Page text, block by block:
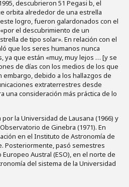
descubrieron 51 Pegasi b, el
orbita alrededor de una estrella
logro, fueron galardonados con el
el descubrimiento de un
de tipo solar». En relación con el
que los seres humanos nunca
ya que están «muy, muy lejos … [y se
de días con los medios de los que
embargo, debido a los hallazgos de
extraterrestres desde
una consideración más práctica de lo
la Universidad de Lausana (1966) y
de Ginebra (1971). En
en el Instituto de Astronomía de
Posteriormente, pasó semestres
Austral (ESO), en el norte de
del sistema de la Universidad